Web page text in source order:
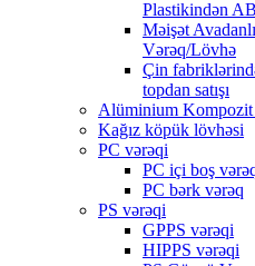
Plastikindən
Məişət
Vərəq/Lövhə
Çin
topdan satışı
Alüminium Kompozit
Kağız köpük lövhəsi
PC vərəqi
PC içi boş
PC bərk vərəq
PS vərəqi
GPPS vərəqi
HIPPS vərəqi